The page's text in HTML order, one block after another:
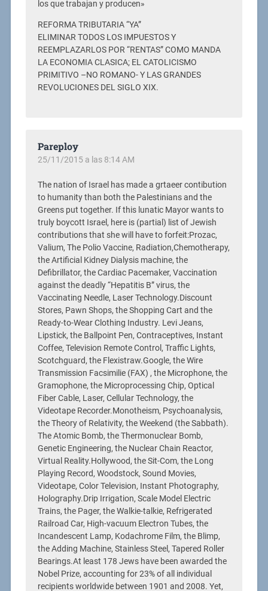
los que trabajan y producen»
REFORMA TRIBUTARIA “YA”
ELIMINAR TODOS LOS IMPUESTOS Y
REEMPLAZARLOS POR “RENTAS” COMO MANDA
LA ECONOMIA CLASICA; EL CATOLICISMO
PRIMITIVO –NO ROMANO- Y LAS GRANDES
REVOLUCIONES DEL SIGLO XIX.
Pareploy
25/11/2015 a las 8:14 AM
The nation of Israel has made a grtaeer contibution
to humanity than both the Palestinians and the
Greens put together. If this lunatic Mayor wants to
truly boycott Israel, here is (partial) list of Jewish
contributions that she will have to forfeit:Prozac,
Valium, The Polio Vaccine, Radiation,Chemotherapy,
the Artificial Kidney Dialysis machine, the
Defibrillator, the Cardiac Pacemaker, Vaccination
against the deadly “Hepatitis B” virus, the
Vaccinating Needle, Laser Technology.Discount
Stores, Pawn Shops, the Shopping Cart and the
Ready-to-Wear Clothing Industry. Levi Jeans,
Lipstick, the Ballpoint Pen, Contraceptives, Instant
Coffee, Television Remote Control, Traffic Lights,
Scotchguard, the Flexistraw.Google, the Wire
Transmission Facsimilie (FAX) , the Microphone, the
Gramophone, the Microprocessing Chip, Optical
Fiber Cable, Laser, Cellular Technology, the
Videotape Recorder.Monotheism, Psychoanalysis,
the Theory of Relativity, the Weekend (the Sabbath).
The Atomic Bomb, the Thermonuclear Bomb,
Genetic Engineering, the Nuclear Chain Reactor,
Virtual Reality.Hollywood, the Sit-Com, the Long
Playing Record, Woodstock, Sound Movies,
Videotape, Color Television, Instant Photography,
Holography.Drip Irrigation, Scale Model Electric
Trains, the Pager, the Walkie-talkie, Refrigerated
Railroad Car, High-vacuum Electron Tubes, the
Incandescent Lamp, Kodachrome Film, the Blimp,
the Adding Machine, Stainless Steel, Tapered Roller
Bearings.At least 178 Jews have been awarded the
Nobel Prize, accounting for 23% of all individual
recipients worldwide between 1901 and 2008. Yet,